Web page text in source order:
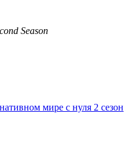
Season
мире с нуля 2 сезон